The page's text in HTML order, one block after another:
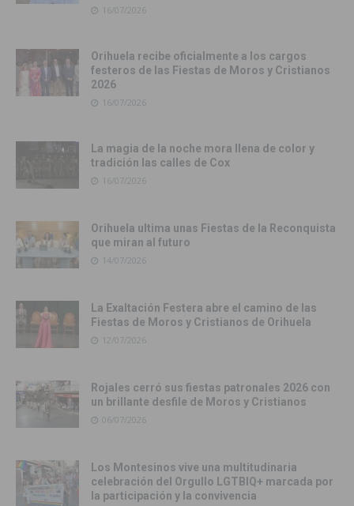
16/07/2026
Orihuela recibe oficialmente a los cargos
festeros de las Fiestas de Moros y Cristianos
2026
16/07/2026
La magia de la noche mora llena de color y
tradición las calles de Cox
16/07/2026
Orihuela ultima unas Fiestas de la Reconquista
que miran al futuro
14/07/2026
La Exaltación Festera abre el camino de las
Fiestas de Moros y Cristianos de Orihuela
12/07/2026
Rojales cerró sus fiestas patronales 2026 con
un brillante desfile de Moros y Cristianos
06/07/2026
Los Montesinos vive una multitudinaria
celebración del Orgullo LGTBIQ+ marcada por
la participación y la convivencia